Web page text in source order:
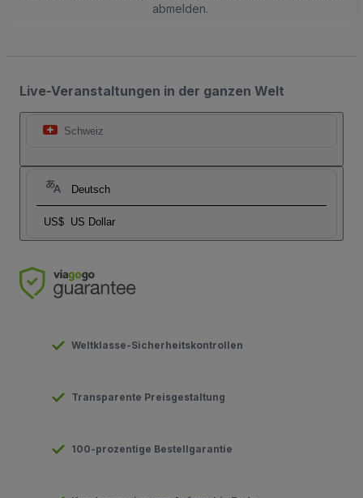
abmelden.
Live-Veranstaltungen in der ganzen Welt
Schweiz
Deutsch
US$ US Dollar
Weltklasse-Sicherheitskontrollen
Transparente Preisgestaltung
100-prozentige Bestellgarantie